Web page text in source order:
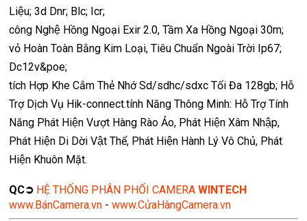
Liệu; 3d Dnr; Blc; Icr;
công Nghệ Hồng Ngoại Exir 2.0, Tầm Xa Hồng Ngoại 30m;
vỏ Hoàn Toàn Bằng Kim Loại, Tiêu Chuẩn Ngoài Trời Ip67;
Dc12v&poe;
tích Hợp Khe Cắm Thẻ Nhớ Sd/sdhc/sdxc Tối Đa 128gb; Hỗ
Trợ Dịch Vụ Hik-connect.tính Năng Thông Minh: Hỗ Trợ Tính
Năng Phát Hiện Vượt Hàng Rào Ảo, Phát Hiện Xâm Nhập,
Phát Hiện Di Dời Vật Thể, Phát Hiện Hành Lý Vô Chủ, Phát
Hiện Khuôn Mặt.
QC➲ HỆ THỐNG PHÂN PHỐI CAMERAWINTECH
www.BánCamera.vn -www.CửaHàngCamera.vn